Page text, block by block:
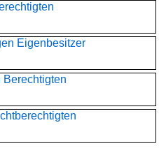
Eigenbesitzer
Berechtigten